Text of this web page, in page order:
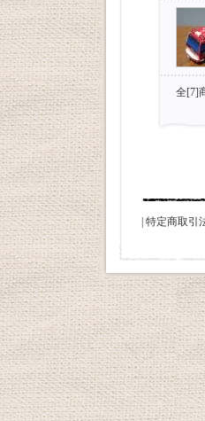
全[7]
特定商取引